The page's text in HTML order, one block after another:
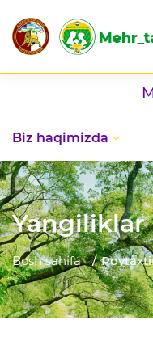
Biz haqimizda
Yangiliklar
Bosh sahifa